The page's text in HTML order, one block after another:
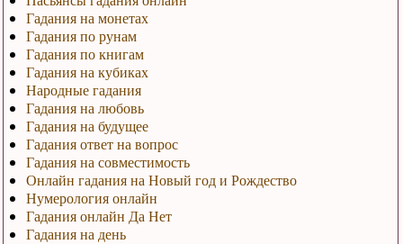
Гадания на монетах
Гадания по рунам
Гадания по книгам
Гадания на кубиках
Народные гадания
Гадания на любовь
Гадания на будущее
Гадания ответ на вопрос
Гадания на совместимость
Онлайн гадания на Новый год и Рождество
Нумерология онлайн
Гадания онлайн Да Нет
Гадания на день